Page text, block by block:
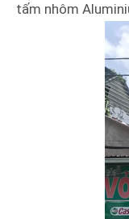
tấm nhôm